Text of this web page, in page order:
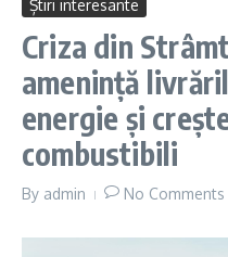
Știri interesante
Criza din
amenință
energie și
combustibili
By admin No Comments